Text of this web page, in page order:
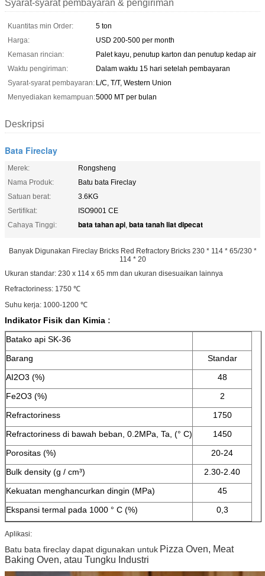
Syarat-syarat pembayaran & pengiriman
Kuantitas min Order:
5 ton
Harga:
USD 200-500 per month
Kemasan rincian:
Palet kayu, penutup karton dan penutup kedap air
Waktu pengiriman:
Dalam waktu 15 hari setelah pembayaran
Syarat-syarat pembayaran: L/C, T/T, Western Union
Menyediakan kemampuan:5000 MT per bulan
Deskripsi
Bata Fireclay
Merek:
Rongsheng
Nama Produk:
Batu bata Fireclay
Satuan berat:
3.6KG
Sertifikat:
ISO9001 CE
Cahaya Tinggi:
bata tahan api, bata tanah liat dipecat
Banyak Digunakan Fireclay Bricks Red Refractory Bricks 230 * 114 * 65/230 *
114 * 20
Ukuran standar: 230 x 114 x 65 mm dan ukuran disesuaikan lainnya
Refractoriness: 1750 ℃
Suhu kerja: 1000-1200 ℃
Indikator Fisik dan Kimia :
Batako api SK-36
Barang
Standar
AI2O3 (%)
48
Fe2O3 (%)
2
Refractoriness
1750
Refractoriness di bawah beban, 0.2MPa, Ta, (° C)
1450
Porositas (%)
20-24
Bulk density (g / cm³)
2.30-2.40
Kekuatan menghancurkan dingin (MPa)
45
Ekspansi termal pada 1000 ° C (%)
0,3
Aplikasi:
Batu bata fireclay dapat digunakan untuk Pizza Oven, Meat
Baking Oven, atau Tungku Industri